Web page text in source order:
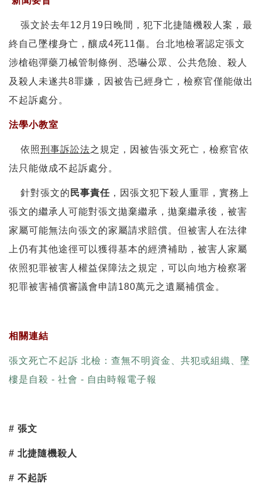
張文於去年12月19日晚間，犯下北捷隨機殺人案，最
終自己墜樓身亡，釀成4死11傷。台北地檢署認定張文
涉槍砲彈藥刀械管制條例、恐嚇公眾、公共危險、殺人
及殺人未遂共8罪嫌，因被告已經身亡，檢察官僅能做出
不起訴處分。
法學小教室
依照刑事訴訟法之規定，因被告張文死亡，檢察官依
法只能做成不起訴處分。
針對張文的 民事責任 ，因張文犯下殺人重罪，實務上
張文的繼承人可能對張文拋棄繼承，拋棄繼承後，被害
家屬可能無法向張文的家屬請求賠償。但被害人在法律
上仍有其他途徑可以獲得基本的經濟補助，被害人家屬
依照犯罪被害人權益保障法之規定，可以向地方檢察署
犯罪被害補償審議會申請180萬元之遺屬補償金。
相關連結
張文死亡不起訴 北檢：查無不明資金、共犯或組織、墜
樓是自殺 - 社會 - 自由時報電子報
# 張文
# 北捷隨機殺人
# 不起訴